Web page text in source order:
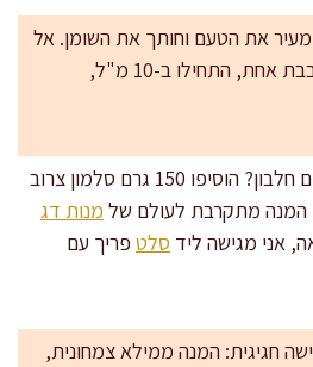
מעיר את הטעם וחותך את השומן. אל
תוסיפו את כל המיץ בבת אחת, התחילו ב-10 מ"ל,
שדרוגים חכמים: רוצים חלבון? הוסיפו 150 גרם סלמון צרוב
המנה מתקרבת לעולם של מנות דג
אני מגישה ליד סלטפריך עם
חגיגית: המנה ממילא צמחונית,